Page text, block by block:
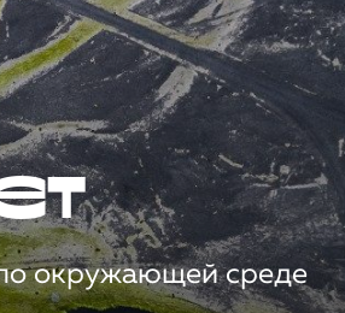
окружающей среде